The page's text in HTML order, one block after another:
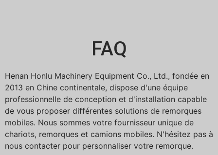
FAQ
Henan Honlu Machinery Equipment Co., Ltd., fondée en
2013 en Chine continentale, dispose d'une équipe
professionnelle de conception et d'installation capable
de vous proposer différentes solutions de remorques
mobiles. Nous sommes votre fournisseur unique de
chariots, remorques et camions mobiles. N'hésitez pas à
nous contacter pour personnaliser votre remorque.
Eesti
Български
Nederlands (België)
हिन्दी
Norsk bokmål
Svenska